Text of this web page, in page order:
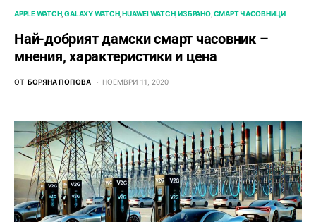
APPLE WATCH GALAXY WATCH HUAWEI WATCH ИЗБРАНО СМАРТ ЧАСОВНИЦИ
Най-добрият дамски смарт часовник –
мнения, характеристики и цена
ОТ БОРЯНА ПОПОВА НОЕМВРИ 11, 2020